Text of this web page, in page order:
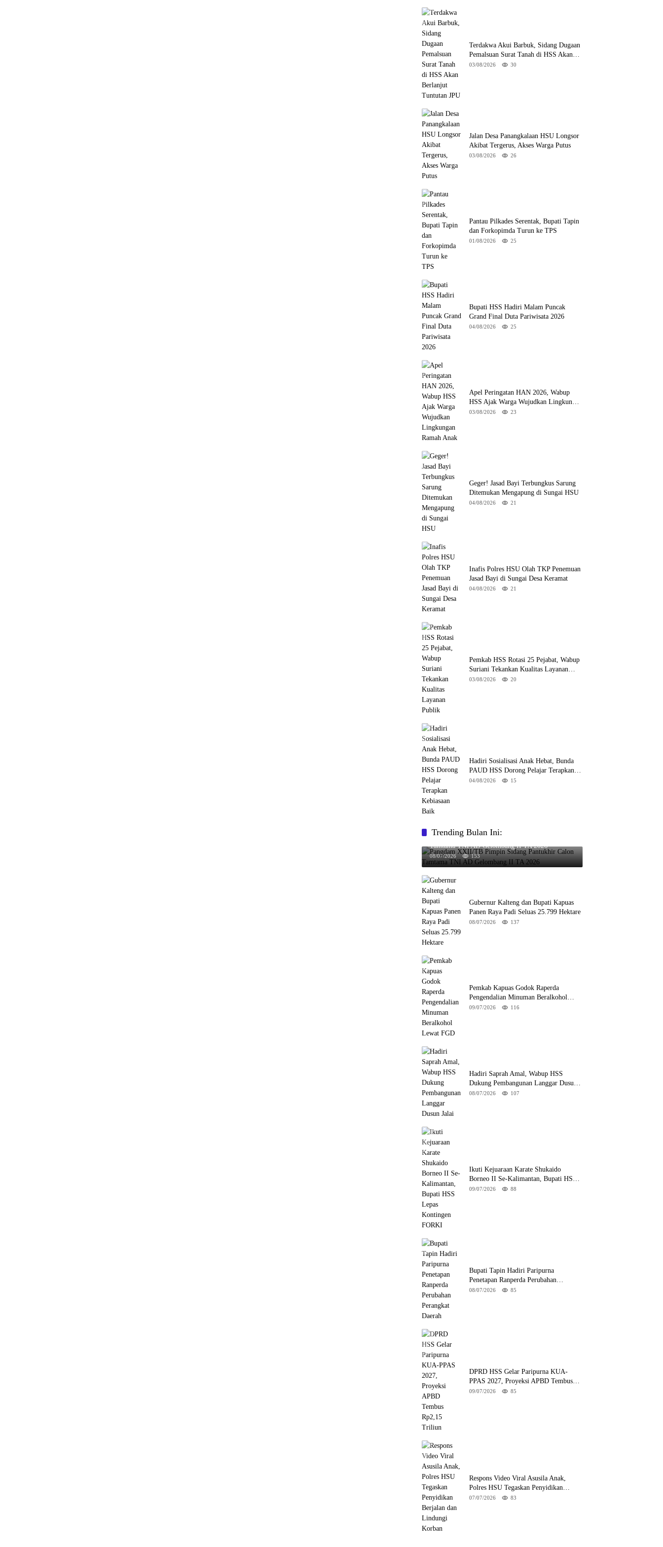
Terdakwa Akui Barbuk, Sidang Dugaan
Pemalsuan Surat Tanah di HSS Akan
Berlanjut Tuntutan JPU
03/08/2026 30
Jalan Desa Panangkalaan HSU Longsor
Akibat Tergerus, Akses Warga Putus
03/08/2026 26
Pantau Pilkades Serentak, Bupati Tapin
dan Forkopimda Turun ke TPS
01/08/2026 25
Bupati HSS Hadiri Malam Puncak
Grand Final Duta Pariwisata 2026
04/08/2026 25
Apel Peringatan HAN 2026, Wabup
HSS Ajak Warga Wujudkan Lingkungan
Ramah Anak
03/08/2026 23
Geger! Jasad Bayi Terbungkus Sarung
Ditemukan Mengapung di Sungai HSU
04/08/2026 21
Inafis Polres HSU Olah TKP Penemuan
Jasad Bayi di Sungai Desa Keramat
04/08/2026 21
Pemkab HSS Rotasi 25 Pejabat, Wabup
Suriani Tekankan Kualitas Layanan
Publik
03/08/2026 20
Hadiri Sosialisasi Anak Hebat, Bunda
PAUD HSS Dorong Pelajar Terapkan
Kebiasaan Baik
04/08/2026 15
Trending Bulan Ini:
Pangdam XXII/TB Pimpin Sidang Pantukhir Calon
Tamtama TNI AD Gelombang II TA 2026
08/07/2026 153
Gubernur Kalteng dan Bupati Kapuas
Panen Raya Padi Seluas 25.799 Hektare
08/07/2026 137
Pemkab Kapuas Godok Raperda
Pengendalian Minuman Beralkohol
Lewat FGD
09/07/2026 116
Hadiri Saprah Amal, Wabup HSS
Dukung Pembangunan Langgar Dusun
Jalai
08/07/2026 107
Ikuti Kejuaraan Karate Shukaido
Borneo II Se-Kalimantan, Bupati HSS
Lepas Kontingen FORKI
09/07/2026 88
Bupati Tapin Hadiri Paripurna
Penetapan Ranperda Perubahan
Perangkat Daerah
08/07/2026 85
DPRD HSS Gelar Paripurna KUA-
PPAS 2027, Proyeksi APBD Tembus
Rp2,15 Triliun
09/07/2026 85
Respons Video Viral Asusila Anak,
Polres HSU Tegaskan Penyidikan
Berjalan dan Lindungi Korban
07/07/2026 83